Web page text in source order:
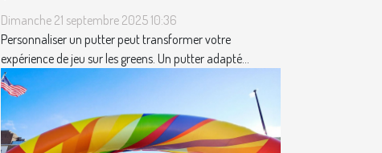
Dimanche 21 septembre 2025 10:36
Personnaliser un putter peut transformer votre
expérience de jeu sur les greens. Un putter adapté...